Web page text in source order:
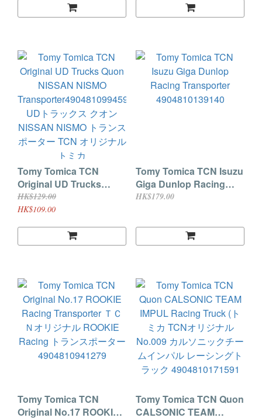
TCNオリジナル
Tomy Tomica TCN
Original UD Trucks
Quon NISSAN NISMO
Transporter4904810994
ン NISSAN NISMO トラ
ンスポーター TCN オリジ
HK$129.00
HK$109.00
Tomy Tomica TCN Isuzu
Giga Dunlop Racing
Transporter
HK$179.00
Tomy Tomica TCN
Original No.17 ROOKIE
Tomy Tomica TCN Quon
CALSONIC TEAM